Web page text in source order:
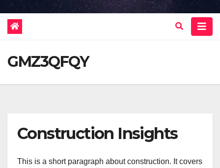
GMZ3QFQY
Construction Insights
This is a short paragraph about construction. It covers